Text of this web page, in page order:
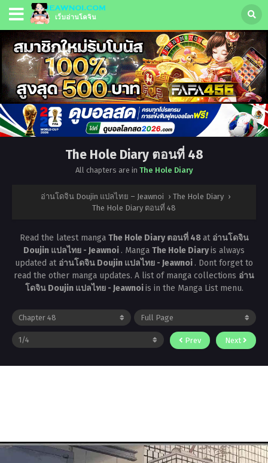
The Hole Diary ตอนที่ 48
All chapters are in The Hole Diary
อ่านโดจิน Doujin แปลไทย – Jeawnoi › The Hole Diary ›
The Hole Diary ตอนที่ 48
Read the latest manga The Hole Diary ตอนที่ 48at อ่านโดจิน
Doujin แปลไทย - Jeawnoi . Manga The Hole Diaryis always
updated at อ่านโดจิน Doujin แปลไทย - Jeawnoi . Dont forget to
read the other manga updates. A list of manga collections อ่าน
โดจิน Doujin แปลไทย - Jeawnoiis in the Manga List menu.
Prev Next